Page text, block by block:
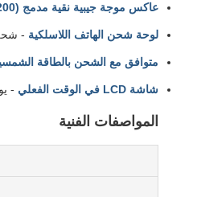
عاكس موجة جيبية نقية مدمج (2200 واط)
لوحة شحن الهاتف اللاسلكية -
متوافق مع الشحن بالطاقة
شاشة LCD في الوقت الفعلي -
المواصفات الفنية